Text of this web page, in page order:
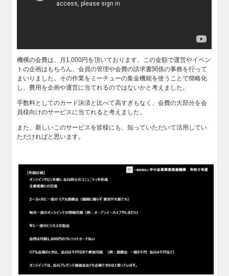
機構の会費は、月1,000円を頂いております。この金額で運営やイベン
トの企画はもちろん、会員の管理や会費の請求書関係の事務を行って
まいりました。その作業をミーチューの集金機能を使うことで簡略化
し、費用を企画や運営に当てれるのではないかと考えました。
手数料としてのカード決済と比べて高すぎもなく、会費の大部分を会
員様向けのサービスに当てれると考えました。
また、新しいこのサービスを皆様にも、知っていただいて活用してい
ただければと思います。